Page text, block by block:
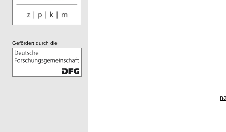
Gefördert durch die